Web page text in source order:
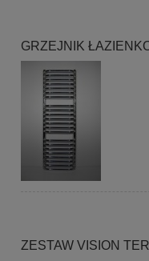
GRZEJNIK
ZESTAW VISION